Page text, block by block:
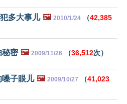
多大事儿 🖼️ 2010/1/24 （42,385
秘密 🖼️ 2009/11/26 （36,512次）
嗓子眼儿 🖼️ 2009/10/27 （41,023